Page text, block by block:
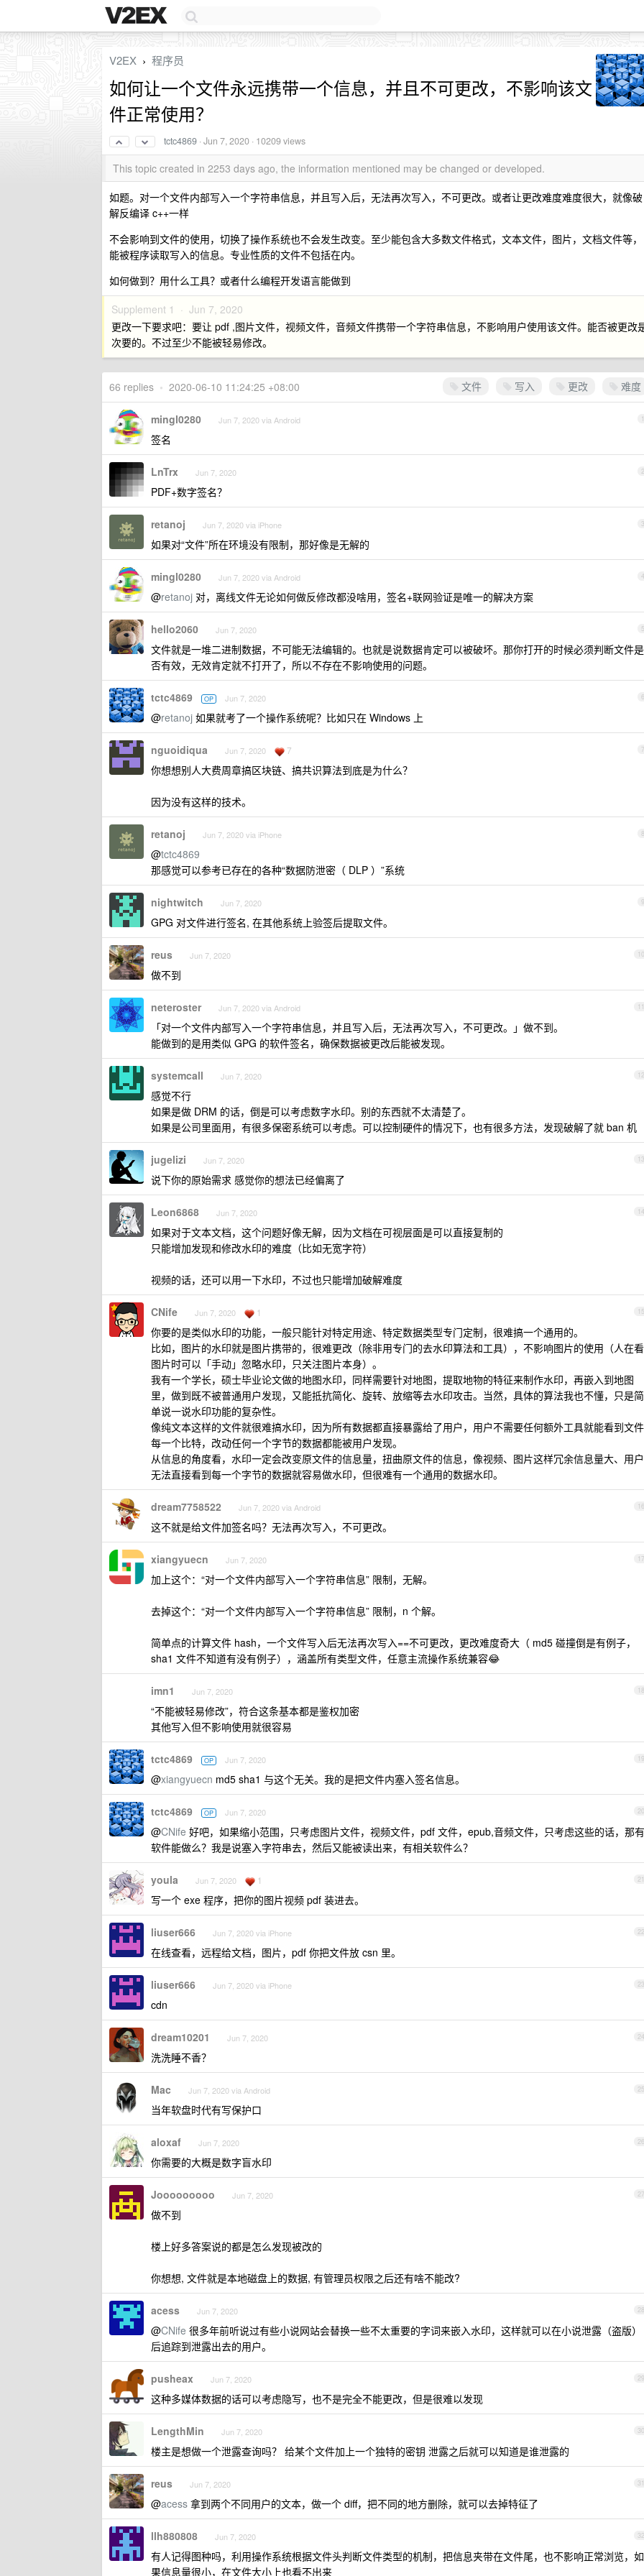
V2EX › 程序员
如何让一个文件永远携带一个信息，并且不可更改，不影响该文
件正常使用？
tctc4869 ·Jun 7, 2020 · 10209 views
This topic created in 2253 days ago, the information mentioned may be changed or developed.
如题。对一个文件内部写入一个字符串信息，并且写入后，无法再次写入，不可更改。或者让更改难度难度很大，就像破
解反编译 c++一样
不会影响到文件的使用，切换了操作系统也不会发生改变。至少能包含大多数文件格式，文本文件，图片，文档文件等，
能被程序读取写入的信息。专业性质的文件不包括在内。
如何做到？用什么工具？或者什么编程开发语言能做到
Supplement 1 · Jun 7, 2020
更改一下要求吧：要让 pdf ,图片文件，视频文件，音频文件携带一个字符串信息，不影响用户使用该文件。能否被更改
次要的。不过至少不能被轻易修改。
文件 写入 更改 难度
66 replies • 2020-06-10 11:24:25 +08:00
1
mingl0280 Jun 7, 2020 via Android
签名
2
LnTrx Jun 7, 2020
PDF+数字签名？
3
retanoj Jun 7, 2020 via iPhone
如果对“文件”所在环境没有限制，那好像是无解的
4
mingl0280 Jun 7, 2020 via Android
@retanoj 对，离线文件无论如何做反修改都没啥用，签名+联网验证是唯一的解决方案
5
hello2060 Jun 7, 2020
文件就是一堆二进制数据，不可能无法编辑的。也就是说数据肯定可以被破坏。那你打开的时候必须判断文件是
否有效，无效肯定就不打开了，所以不存在不影响使用的问题。
6
tctc4869 OP Jun 7, 2020
@retanoj 如果就考了一个操作系统呢？比如只在 Windows 上
7
nguoidiqua Jun 7, 2020 7
你想想别人大费周章搞区块链、搞共识算法到底是为什么？
因为没有这样的技术。
8
retanoj Jun 7, 2020 via iPhone
@tctc4869
那感觉可以参考已存在的各种“数据防泄密（ DLP ）”系统
9
nightwitch Jun 7, 2020
GPG 对文件进行签名, 在其他系统上验签后提取文件。
10
reus Jun 7, 2020
做不到
11
neteroster Jun 7, 2020 via Android
「对一个文件内部写入一个字符串信息，并且写入后，无法再次写入，不可更改。」做不到。
能做到的是用类似 GPG 的软件签名，确保数据被更改后能被发现。
12
systemcall Jun 7, 2020
感觉不行
如果是做 DRM 的话，倒是可以考虑数字水印。别的东西就不太清楚了。
如果是公司里面用，有很多保密系统可以考虑。可以控制硬件的情况下，也有很多方法，发现破解了就 ban 机
13
jugelizi Jun 7, 2020
说下你的原始需求 感觉你的想法已经偏离了
14
Leon6868 Jun 7, 2020
如果对于文本文档，这个问题好像无解，因为文档在可视层面是可以直接复制的
只能增加发现和修改水印的难度（比如无宽字符）
视频的话，还可以用一下水印，不过也只能增加破解难度
15
CNife Jun 7, 2020 1
你要的是类似水印的功能，一般只能针对特定用途、特定数据类型专门定制，很难搞一个通用的。
比如，图片的水印就是图片携带的，很难更改（除非用专门的去水印算法和工具），不影响图片的使用（人在看
图片时可以「手动」忽略水印，只关注图片本身）。
我有一个学长，硕士毕业论文做的地图水印，同样需要针对地图，提取地物的特征来制作水印，再嵌入到地图
里，做到既不被普通用户发现，又能抵抗简化、旋转、放缩等去水印攻击。当然，具体的算法我也不懂，只是简
单说一说水印功能的复杂性。
像纯文本这样的文件就很难搞水印，因为所有数据都直接暴露给了用户，用户不需要任何额外工具就能看到文件
每一个比特，改动任何一个字节的数据都能被用户发现。
从信息的角度看，水印一定会改变原文件的信息量，扭曲原文件的信息，像视频、图片这样冗余信息量大、用户
无法直接看到每一个字节的数据就容易做水印，但很难有一个通用的数据水印。
16
dream7758522 Jun 7, 2020 via Android
这不就是给文件加签名吗？无法再次写入，不可更改。
17
xiangyuecn Jun 7, 2020
加上这个：“对一个文件内部写入一个字符串信息” 限制，无解。
去掉这个：“对一个文件内部写入一个字符串信息” 限制，n 个解。
简单点的计算文件 hash，一个文件写入后无法再次写入==不可更改，更改难度奇大（ md5 碰撞倒是有例子，
sha1 文件不知道有没有例子），涵盖所有类型文件，任意主流操作系统兼容😂
18
imn1 Jun 7, 2020
“不能被轻易修改”，符合这条基本都是鉴权加密
其他写入但不影响使用就很容易
19
tctc4869 OP Jun 7, 2020
@xiangyuecn md5 sha1 与这个无关。我的是把文件内塞入签名信息。
20
tctc4869 OP Jun 7, 2020
@CNife 好吧，如果缩小范围，只考虑图片文件，视频文件，pdf 文件，epub,音频文件，只考虑这些的话，那有
软件能做么？我是说塞入字符串去，然后又能被读出来，有相关软件么？
21
youla Jun 7, 2020 1
写一个 exe 程序，把你的图片视频 pdf 装进去。
22
liuser666 Jun 7, 2020 via iPhone
在线查看，远程给文档，图片，pdf 你把文件放 csn 里。
23
liuser666 Jun 7, 2020 via iPhone
cdn
24
dream10201 Jun 7, 2020
洗洗睡不香？
25
Mac Jun 7, 2020 via Android
当年软盘时代有写保护口
26
aloxaf Jun 7, 2020
你需要的大概是数字盲水印
27
Jooooooooo Jun 7, 2020
做不到
楼上好多答案说的都是怎么发现被改的
你想想, 文件就是本地磁盘上的数据, 有管理员权限之后还有啥不能改?
28
acess Jun 7, 2020
@CNife 很多年前听说过有些小说网站会替换一些不太重要的字词来嵌入水印，这样就可以在小说泄露（盗版）
后追踪到泄露出去的用户。
29
pusheax Jun 7, 2020
这种多媒体数据的话可以考虑隐写，也不是完全不能更改，但是很难以发现
30
LengthMin Jun 7, 2020
楼主是想做一个泄露查询吗？ 给某个文件加上一个独特的密钥 泄露之后就可以知道是谁泄露的
31
reus Jun 7, 2020
@acess 拿到两个不同用户的文本，做一个 diff，把不同的地方删除，就可以去掉特征了
32
llh880808 Jun 7, 2020
有人记得图种吗，利用操作系统根据文件头判断文件类型的机制，把信息夹带在文件尾，也不影响正常浏览，如
果信息量很小，在文件大小上也看不出来